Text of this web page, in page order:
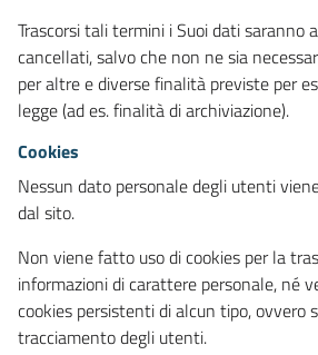
Trascorsi tali termini i Suoi dati saranno
cancellati, salvo che non ne sia
per altre e diverse finalità previste per
legge (ad es. finalità di archiviazione).
Cookies
Nessun dato personale degli utenti
dal sito.
Non viene fatto uso di cookies per la
informazioni di carattere personale, né
cookies persistenti di alcun tipo, ovvero
tracciamento degli utenti.